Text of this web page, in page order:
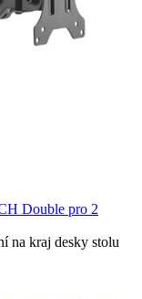
Double pro 2
na kraj desky stolu